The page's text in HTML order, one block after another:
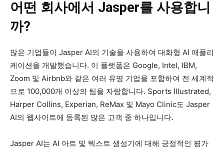
어떤 회사에서 Jasper를 사용합니
까?
많은 기업들이 Jasper AI의 기술을 사용하여 대화형 AI 애플리
케이션을 개발했습니다. 이 플랫폼은 Google, Intel, IBM,
Zoom 및 Airbnb와 같은 여러 유명 기업을 포함하여 전 세계적
으로 100,000개 이상의 팀을 자랑합니다. Sports Illustrated,
Harper Collins, Experian, ReMax 및 Mayo Clinic도 Jasper
AI의 웹사이트에 등록된 많은 고객 중 하나입니다.
Jasper AI는 AI 아트 및 텍스트 생성기에 대해 긍정적인 평가